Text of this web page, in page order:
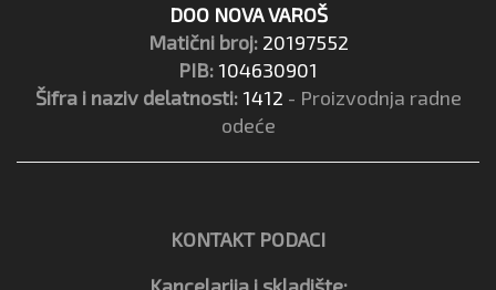
DOO NOVA VAROŠ
Matični broj: 20197552
PIB: 104630901
Šifra i naziv delatnosti: 1412 - Proizvodnja radne
odeće
KONTAKT PODACI